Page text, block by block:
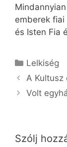
emberek fiai
és Isten Fia
Kategória
Lelkiség
A Kultusz
Volt
Szólj